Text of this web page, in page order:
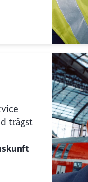
trägst
Sie zu